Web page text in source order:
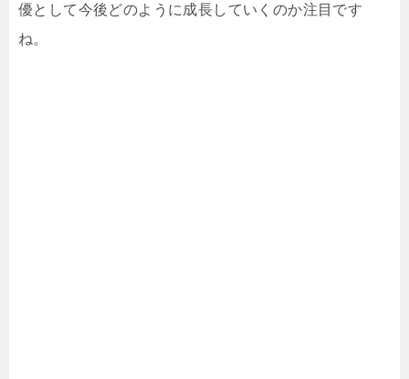
優として今後どのように成長していくのか注目です
ね。